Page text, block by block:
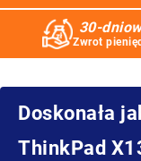
30-
Zwrot
Doskonała
ThinkPad